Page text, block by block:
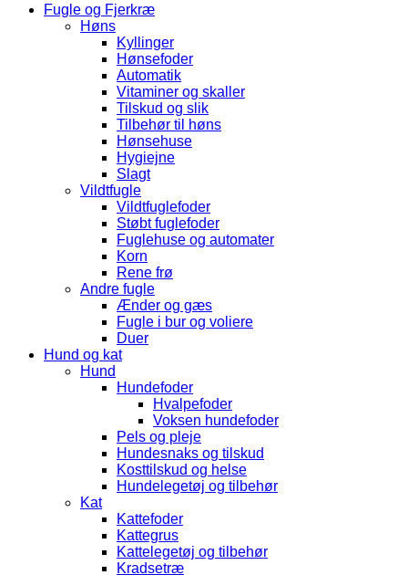
Fugle og Fjerkræ
Høns
Kyllinger
Hønsefoder
Automatik
Vitaminer og skaller
Tilskud og slik
Tilbehør til høns
Hønsehuse
Hygiejne
Slagt
Vildtfugle
Vildtfuglefoder
Støbt fuglefoder
Fuglehuse og automater
Korn
Rene frø
Andre fugle
Ænder og gæs
Fugle i bur og voliere
Duer
Hund og kat
Hund
Hundefoder
Hvalpefoder
Voksen hundefoder
Pels og pleje
Hundesnaks og tilskud
Kosttilskud og helse
Hundelegetøj og tilbehør
Kat
Kattefoder
Kattegrus
Kattelegetøj og tilbehør
Kradsetræ